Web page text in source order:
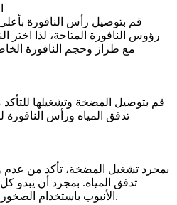
قم بتوصيل رأس النافورة بأعلى
رؤوس النافورة المتاحة، لذا اختر
مع طراز وحجم النافورة
قم بتوصيل المضخة وتشغيلها
تدفق المياه ورأس النافورة
بمجرد تشغيل المضخة، تأكد من
تدفق المياه. بمجرد أن يبدو
الأنبوب باستخدام الصخور أو النباتات لإخفائه في الحوض.